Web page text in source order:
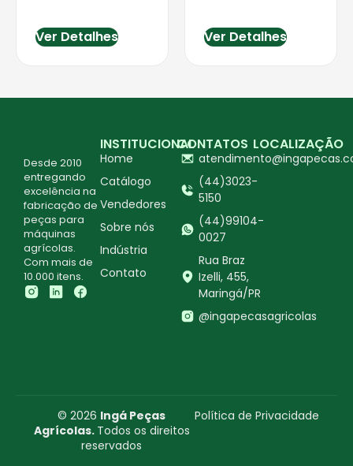
Ver Detalhes Ver Detalhes
Desde 2010
entregando
excelência na
fabricação de
peças para
máquinas
agrícolas.
Com mais de
10.000 itens.
INSTITUCIONAL
Home
Catálogo
Vendedores
Sobre nós
Indústria
Contato
CONTATOS
(44)3023-
5150
(44)99104-
0027
Rua Braz
Izelli, 455,
Maringá/PR
@ingapecasagricolas
LOCALIZAÇÃO
© 2026 Ingá Peças
Agrícolas. Todos os direitos
reservados
Política de Privacidade